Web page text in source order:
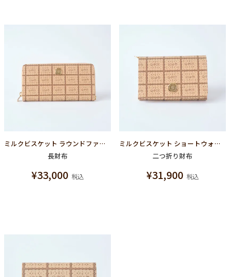
ミルクビスケット ラウンドファスナーウォレット（長財布）
長財布
¥33,000 税込
ミルクビスケット ショートウォレット(二つ折り財布）
二つ折り財布
¥31,900 税込